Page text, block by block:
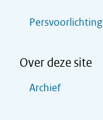
Persvoorlichting
Over deze site
Archief